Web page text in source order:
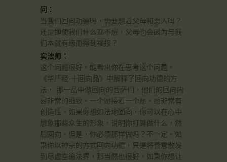
教育培德
聯繫我們
登录|LOGIN
问：
当我们回向功德时，需要想着父母和恩人吗？
还是即使我们什么都不想，父母也会因为与我
们本就有缘而得到福报？
实法师：
这个问题很好。能看出你在思考这个问题。
《华严经·十回向品》中解释了回向功德的方
法， 那一品中做回向的菩萨们，他们的回向内
容非常的细致。一个愿接着一个愿。愿非常有
创造性。如果你想如法地回向，你可以在心中
想象那些众生的形象，说明你打算做什么，然
后回向。但是，你必须那样做吗？不一定。如
果你以禅宗的方式回向功德，只是将善意散发
到尽虚空遍法界，那当然也很好。如果你想让